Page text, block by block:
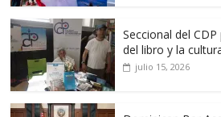
Seccional del
del libro y la
julio 15, 2026